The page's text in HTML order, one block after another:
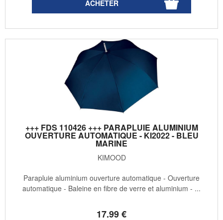
+++ FDS 110426 +++ PARAPLUIE ALUMINIUM
OUVERTURE AUTOMATIQUE - KI2022 - BLEU
MARINE
KIMOOD
17.99€
Parapluie aluminium ouverture automatique - Ouverture
automatique - Baleine en fibre de verre et aluminium - ...